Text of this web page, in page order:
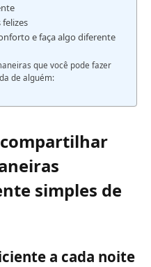
felizes
e faça algo diferente
que você pode fazer
de alguém:
simples de
a cada noite